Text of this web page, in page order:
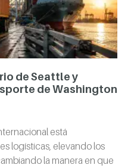
de Seattle y
de Washington
está
logísticas, elevando los
la manera en que